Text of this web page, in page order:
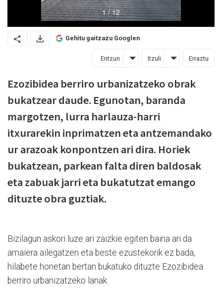
Gehitu gaitzazu Googlen
Entzun Itzuli Erraztu
Ezozibidea berriro urbanizatzeko obrak
bukatzear daude. Egunotan, baranda
margotzen, lurra harlauza-harri
itxurarekin inprimatzen eta antzemandako
ur arazoak konpontzen ari dira. Horiek
bukatzean, parkean falta diren baldosak
eta zabuak jarri eta bukatutzat emango
dituzte obra guztiak.
Bizilagun askori luze ari zaizkie egiten baina ari da
amaiera ailegatzen eta beste ezustekorik ez bada,
hilabete honetan bertan bukatuko dituzte Ezozibidea
berriro urbanizatzeko lanak.